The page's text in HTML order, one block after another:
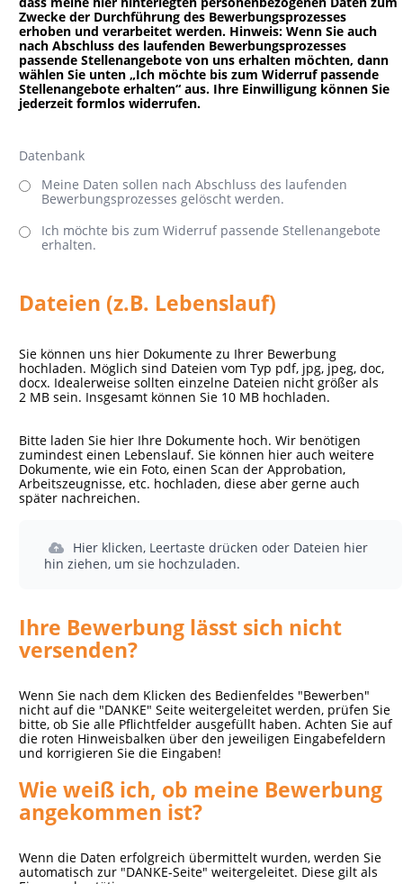
Zwecke der Durchführung des Bewerbungsprozesses
erhoben und verarbeitet werden. Hinweis: Wenn Sie auch
nach Abschluss des laufenden Bewerbungsprozesses
passende Stellenangebote von uns erhalten möchten, dann
wählen Sie unten „Ich möchte bis zum Widerruf passende
Stellenangebote erhalten“ aus. Ihre Einwilligung können Sie
jederzeit formlos widerrufen.
Datenbank
Meine Daten sollen nach Abschluss des laufenden
Bewerbungsprozesses gelöscht werden.
Ich möchte bis zum Widerruf passende Stellenangebote
erhalten.
Dateien (z.B. Lebenslauf)
Sie können uns hier Dokumente zu Ihrer Bewerbung
hochladen. Möglich sind Dateien vom Typ pdf, jpg, jpeg, doc,
docx. Idealerweise sollten einzelne Dateien nicht größer als
2 MB sein. Insgesamt können Sie 10 MB hochladen.
Bitte laden Sie hier Ihre Dokumente hoch. Wir benötigen
zumindest einen Lebenslauf. Sie können hier auch weitere
Dokumente, wie ein Foto, einen Scan der Approbation,
Arbeitszeugnisse, etc. hochladen, diese aber gerne auch
später nachreichen.
Hier klicken, Leertaste drücken oder Dateien hier
hin ziehen, um sie hochzuladen.
Ihre Bewerbung lässt sich nicht
versenden?
Wenn Sie nach dem Klicken des Bedienfeldes "Bewerben"
nicht auf die "DANKE" Seite weitergeleitet werden, prüfen Sie
bitte, ob Sie alle Pflichtfelder ausgefüllt haben. Achten Sie auf
die roten Hinweisbalken über den jeweiligen Eingabefeldern
und korrigieren Sie die Eingaben!
Wie weiß ich, ob meine Bewerbung
angekommen ist?
Wenn die Daten erfolgreich übermittelt wurden, werden Sie
automatisch zur "DANKE-Seite" weitergeleitet. Diese gilt als